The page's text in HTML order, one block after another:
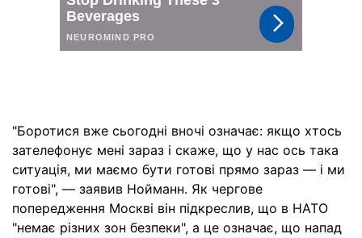
"Боротися вже сьогодні вночі означає: якщо хтось
зателефонує мені зараз і скаже, що у нас ось така
ситуація, ми маємо бути готові прямо зараз — і ми
готові", — заявив Нойманн. Як чергове
попередження Москві він підкреслив, що в НАТО
"немає різних зон безпеки", а це означає, що напад